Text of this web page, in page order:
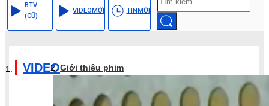
BTV
(CŨ)
VIDEOMỚI TINMỚI
VIDEOGiới thiệu phim